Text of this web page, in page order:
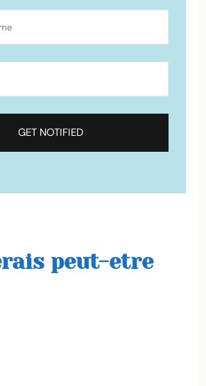
peut-etre